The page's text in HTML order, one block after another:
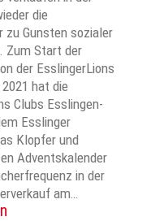
die
zu Gunsten sozialer
Zum Start der
der EsslingerLions
hat die
Clubs Esslingen-
Esslinger
Klopfer und
Adventskalender
in der
am…